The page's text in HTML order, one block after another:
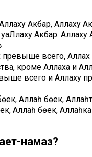
Акбар, Аллаху
Акбар. Аллаху
превыше всего,
кроме Аллаха и
всего и Аллаху
Аллаһ бөек,
Аллаһ бөек,
намаз?